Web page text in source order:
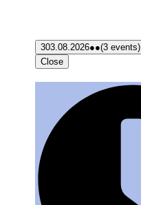
303.08.2026●●(3 events)
Close